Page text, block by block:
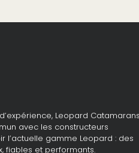
Leopard Catamarans
avec les constructeurs
l’actuelle gamme Leopard : des
fiables et performants.